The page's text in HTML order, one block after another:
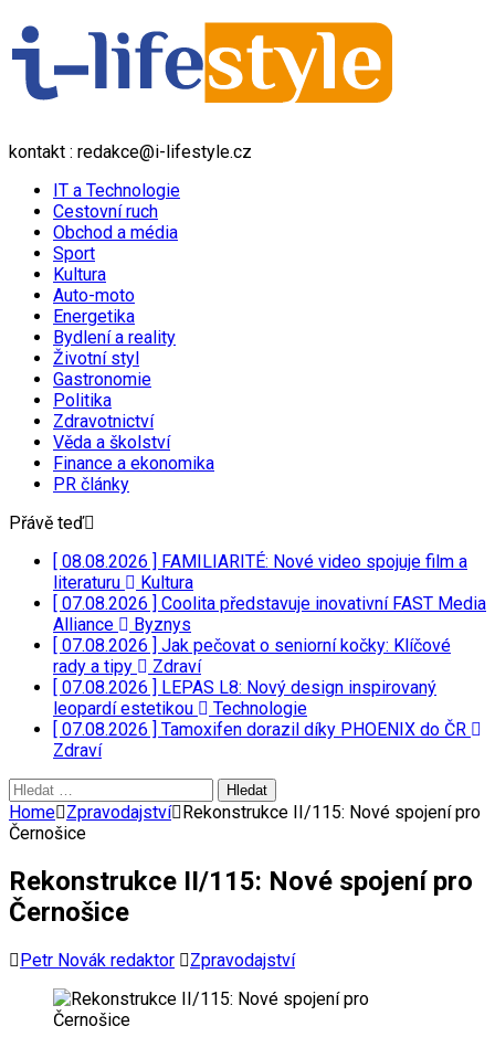
kontakt : redakce@i-lifestyle.cz
IT a Technologie
Cestovní ruch
Obchod a média
Sport
Kultura
Auto-moto
Energetika
Bydlení a reality
Životní styl
Gastronomie
Politika
Zdravotnictví
Věda a školství
Finance a ekonomika
PR články
Přávě teď
[ 08.08.2026 ] FAMILIARITÉ: Nové video spojuje film a
literaturu
Kultura
[ 07.08.2026 ] Coolita představuje inovativní FAST Media
Alliance
Byznys
[ 07.08.2026 ] Jak pečovat o seniorní kočky: Klíčové
rady a tipy
Zdraví
[ 07.08.2026 ] LEPAS L8: Nový design inspirovaný
leopardí estetikou
Technologie
[ 07.08.2026 ] Tamoxifen dorazil díky PHOENIX do ČR
Zdraví
Vyhledávání
Home Zpravodajství Rekonstrukce II/115: Nové spojení pro
Černošice
Rekonstrukce II/115: Nové spojení pro
Černošice
Petr Novák redaktor Zpravodajství